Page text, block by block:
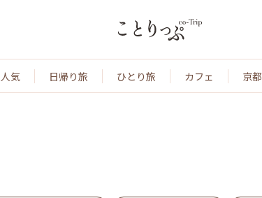
人気 日帰り旅 ひとり旅 カフェ 京都